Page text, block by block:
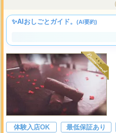
✨AIおしごとガイド。 (AI要約)
体験入店OK 最低保証あり